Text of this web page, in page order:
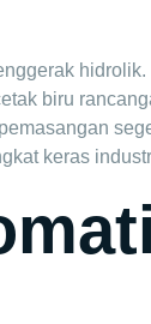
biru
keras